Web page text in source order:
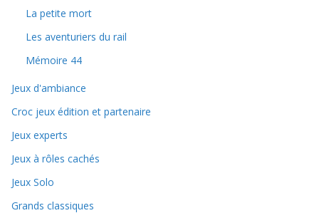
La petite mort
Les aventuriers du rail
Mémoire 44
Jeux d'ambiance
Croc jeux édition et partenaire
Jeux experts
Jeux à rôles cachés
Jeux Solo
Grands classiques